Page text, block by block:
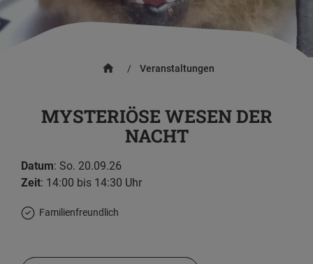
Veranstaltungen
/
MYSTERIÖSE WESEN DER
NACHT
Datum: So. 20.09.26
Zeit: 14:00 bis 14:30 Uhr
Familienfreundlich